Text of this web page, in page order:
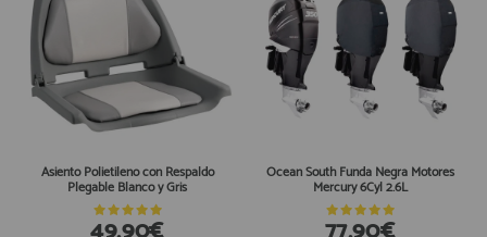
Asiento Polietileno con Respaldo
Plegable Blanco y Gris
Ocean South Funda Negra Motores
Mercury 6Cyl 2.6L